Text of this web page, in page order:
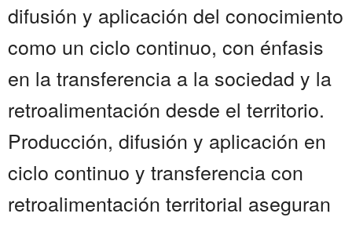
difusión y aplicación del conocimiento
como un ciclo continuo, con énfasis
en la transferencia a la sociedad y la
retroalimentación desde el territorio.
Producción, difusión y aplicación en
ciclo continuo y transferencia con
retroalimentación territorial aseguran